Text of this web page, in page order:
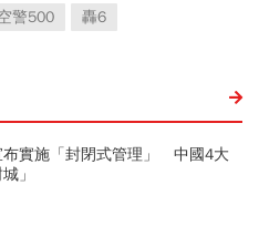
警500 轟6
布實施「封閉式管理」 中國4大
」